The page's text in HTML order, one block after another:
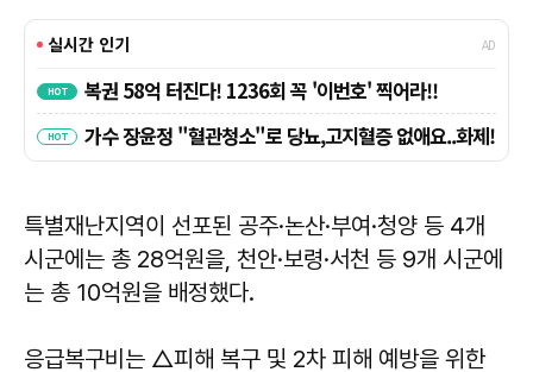
특별재난지역이 선포된 공주·논산·부여·청양 등 4개
시군에는 총 28억원을, 천안·보령·서천 등 9개 시군에
는 총 10억원을 배정했다.
응급복구비는 △피해 복구 및 2차 피해 예방을 위한